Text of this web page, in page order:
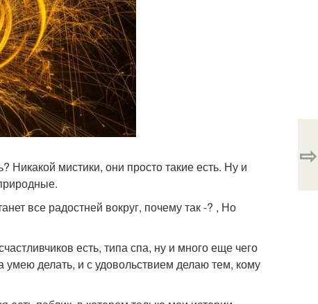
Никакой мистики, они просто такие есть. Ну и
все радостней вокруг, почему так -? , Но
есть, типа спа, ну и много еще чего
умею делать, и с удовольствием делаю тем, кому
⇨